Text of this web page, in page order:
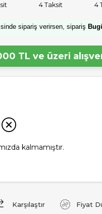
4 Taksit 4
sipariş verirsen, sipariş
TL ve üzeri
kalmamıştır.
Karşılaştır Fiyat